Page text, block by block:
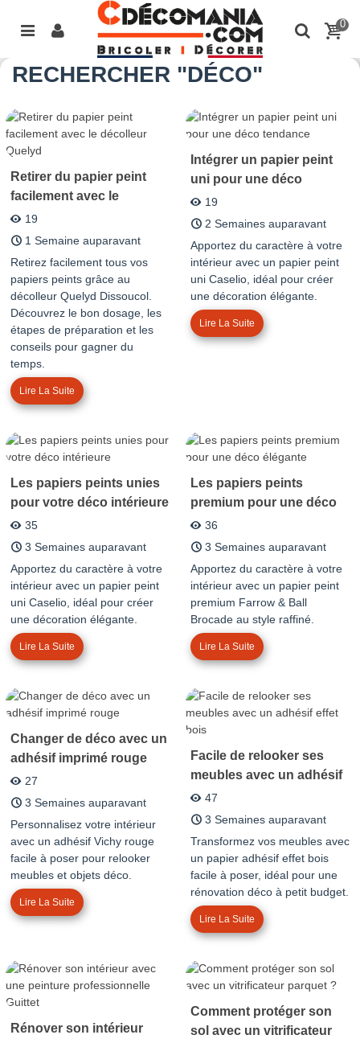
0
RECHERCHER "DÉCO"
Retirer du papier peint
facilement avec le
décolleur Quelyd
19
1 Semaine auparavant
Retirez facilement tous vos
papiers peints grâce au
décolleur Quelyd Dissoucol.
Découvrez le bon dosage, les
étapes de préparation et les
conseils pour gagner du
temps.
Lire La Suite
Intégrer un papier peint
uni pour une déco
tendance
19
2 Semaines auparavant
Apportez du caractère à votre
intérieur avec un papier peint
uni Caselio, idéal pour créer
une décoration élégante.
Lire La Suite
Les papiers peints unies
pour votre déco intérieure
35
3 Semaines auparavant
Apportez du caractère à votre
intérieur avec un papier peint
uni Caselio, idéal pour créer
une décoration élégante.
Lire La Suite
Les papiers peints
premium pour une déco
élégante
36
3 Semaines auparavant
Apportez du caractère à votre
intérieur avec un papier peint
premium Farrow & Ball
Brocade au style raffiné.
Lire La Suite
Changer de déco avec un
adhésif imprimé rouge
27
3 Semaines auparavant
Personnalisez votre intérieur
avec un adhésif Vichy rouge
facile à poser pour relooker
meubles et objets déco.
Lire La Suite
Facile de relooker ses
meubles avec un adhésif
effet bois
47
3 Semaines auparavant
Transformez vos meubles avec
un papier adhésif effet bois
facile à poser, idéal pour une
rénovation déco à petit budget.
Lire La Suite
Rénover son intérieur
Comment protéger son
sol avec un vitrificateur